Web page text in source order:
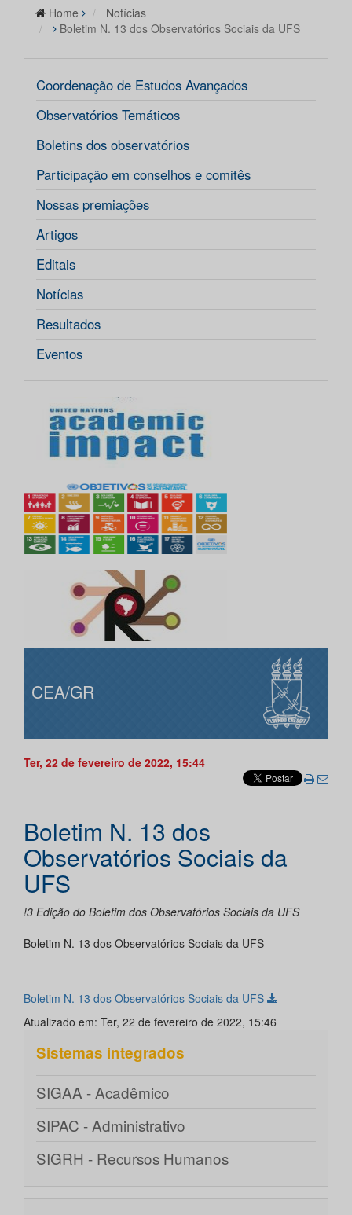
Home
Notícias
Boletim N. 13 dos Observatórios Sociais da UFS
Coordenação de Estudos Avançados
Observatórios Temáticos
Boletins dos observatórios
Participação em conselhos e comitês
Nossas premiações
Artigos
Editais
Notícias
Resultados
Eventos
CEA/GR
Ter, 22 de fevereiro de 2022, 15:44
Boletim N. 13 dos
Observatórios Sociais da
UFS
!3 Edição do Boletim dos Observatórios Sociais da UFS
Boletim N. 13 dos Observatórios Sociais da UFS
Boletim N. 13 dos Observatórios Sociais da UFS
Atualizado em: Ter, 22 de fevereiro de 2022, 15:46
Sistemas integrados
SIGAA - Acadêmico
SIPAC - Administrativo
SIGRH - Recursos Humanos